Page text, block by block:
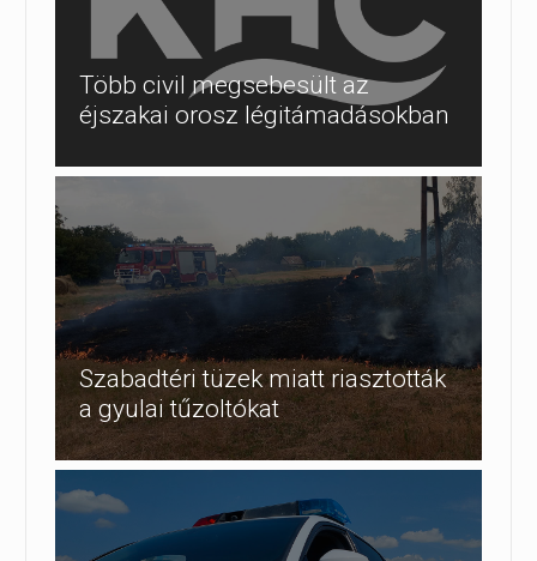
Több civil megsebesült az
éjszakai orosz légitámadásokban
Szabadtéri tüzek miatt riasztották
a gyulai tűzoltókat